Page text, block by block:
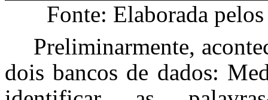
Fonte: Elaborada
Preliminarmente,
dois bancos de dados: